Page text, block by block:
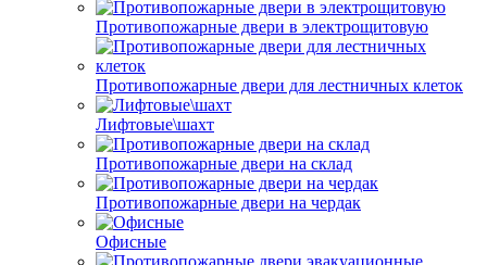
Противопожарные двери в электрощитовую
Противопожарные двери для лестничных клеток
Лифтовые\шахт
Противопожарные двери на склад
Противопожарные двери на чердак
Офисные